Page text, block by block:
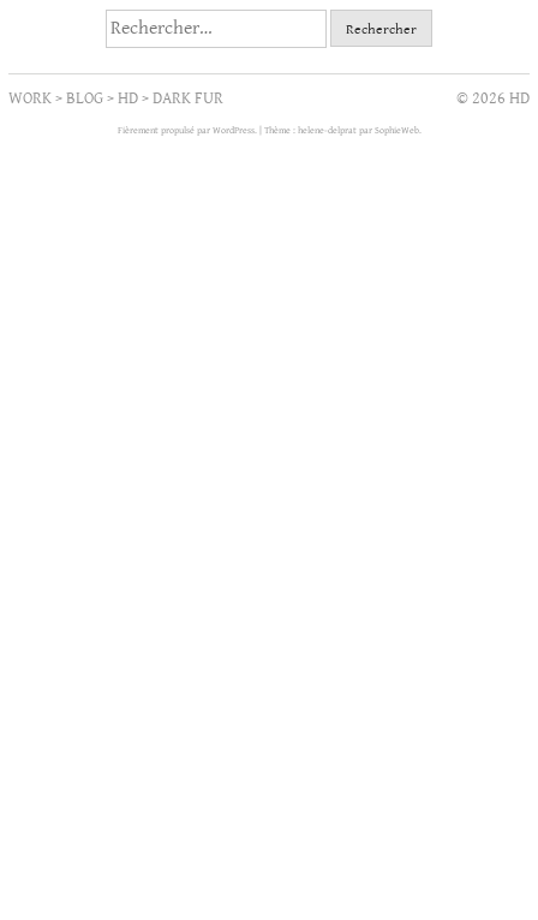
Rechercher :
WORK>BLOG>HD>DARK FUR © 2026 HD
Fièrement propulsé par WordPress. Thème : helene-delprat par SophieWeb.